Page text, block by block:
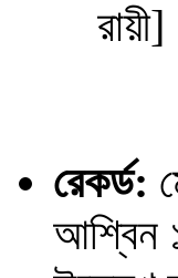
রায়ী]
রেকর্ড:
আশ্বিন